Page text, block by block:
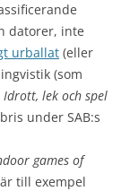
datorer, inte
urballat (eller
(som
Idrott, lek och spel
under SAB:s
games of
till exempel